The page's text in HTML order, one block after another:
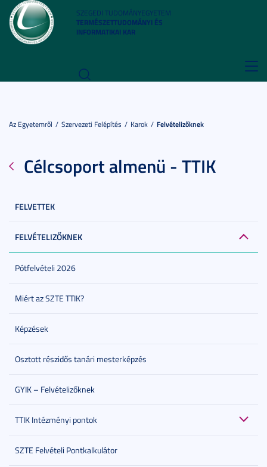
SZEGEDI TUDOMÁNYEGYETEM
TERMÉSZETTUDOMÁNYI ÉS
INFORMATIKAI KAR
Az Egyetemről Szervezeti Felépítés Karok Felvételizőknek
Célcsoport almenü - TTIK
FELVETTEK
FELVÉTELIZŐKNEK
Pótfelvételi 2026
Miért az SZTE TTIK?
Képzések
Osztott részidős tanári mesterképzés
GYIK – Felvételizőknek
TTIK Intézményi pontok
SZTE Felvételi Pontkalkulátor